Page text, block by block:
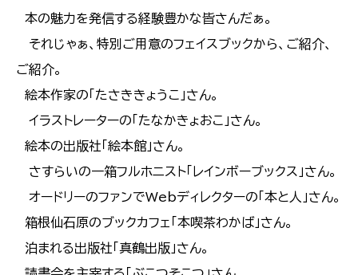
本の魅力を発信する経験豊かな皆さんだぁ。
それじゃぁ、特別ご用意のフェイスブックから、ご紹介、
ご紹介。
絵本作家の「たさききょうこ」さん。
イラストレーターの「たなかきょおこ」さん。
絵本の出版社「絵本館」さん。
さすらいの一箱フルホニスト「レインボーブックス」さん。
オードリーのファンでWebディレクターの「本と人」さん。
箱根仙石原のブックカフェ「本喫茶わかば」さん。
泊まれる出版社「真鶴出版」さん。